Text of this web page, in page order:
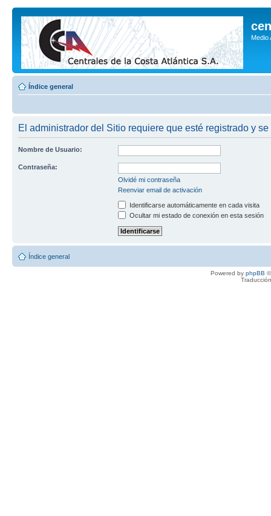
Medio
Índice general
El administrador del Sitio requiere que esté registrado y
Nombre de Usuario:
Contraseña:
Olvidé mi contraseña
Reenviar email de activación
Identificarse automáticamente en cada visita
Ocultar mi estado de conexión en esta sesión
Índice general
Powered by phpBB